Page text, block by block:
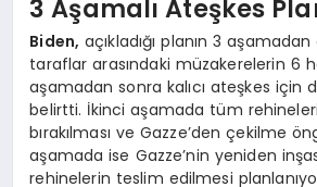
3 Aşamalı Ateşkes
Biden, açıkladığı planın 3
taraflar arasındaki müzakerelerin 6
aşamadan sonra kalıcı ateşkes için
belirtti. İkinci aşamada tüm
bırakılması ve Gazze’den çekilme
aşamada ise Gazze’nin yeniden
rehinelerin teslim edilmesi